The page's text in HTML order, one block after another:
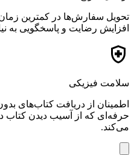
تحویل سفارش‌ها در کمترین
افزایش رضایت و پاسخگویی به
سلامت فیزیکی
اطمینان از دریافت کتاب‌های
حرفه‌ای که از آسیب دیدن کتاب
می‌کند.